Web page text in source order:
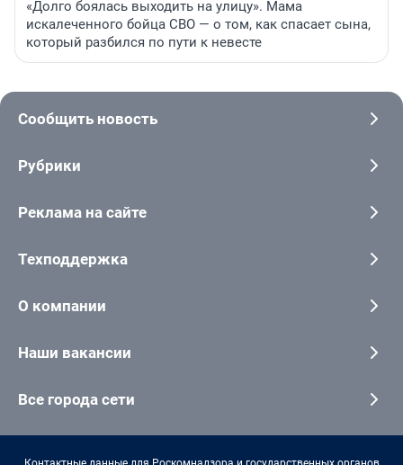
«Долго боялась выходить на улицу». Мама
искалеченного бойца СВО — о том, как спасает сына,
который разбился по пути к невесте
Сообщить новость
Рубрики
Реклама на сайте
Техподдержка
О компании
Наши вакансии
Все города сети